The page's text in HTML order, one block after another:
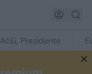
Ačiū, Prezidente